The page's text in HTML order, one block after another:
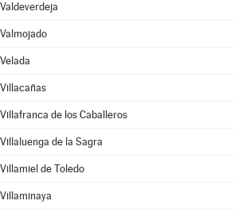
Valdeverdeja
Valmojado
Velada
Villacañas
Villafranca de los Caballeros
Villaluenga de la Sagra
Villamiel de Toledo
Villaminaya